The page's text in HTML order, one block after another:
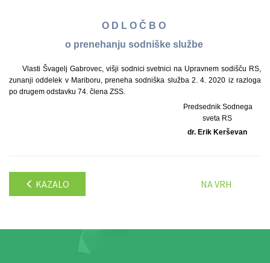
O D L O Č B O
o prenehanju sodniške službe
Vlasti Švagelj Gabrovec, višji sodnici svetnici na Upravnem sodišču RS,
zunanji oddelek v Mariboru, preneha sodniška služba 2. 4. 2020 iz razloga
po drugem odstavku 74. člena ZSS.
Predsednik Sodnega
sveta RS
dr. Erik Kerševan
KAZALO NA VRH